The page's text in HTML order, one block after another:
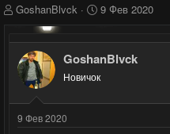
А
в
р
м
ы
GoshanBlvck
Д
а
н
а
а
9 Фев 2020
GoshanBlvck
Новичок
9 Фев 2020